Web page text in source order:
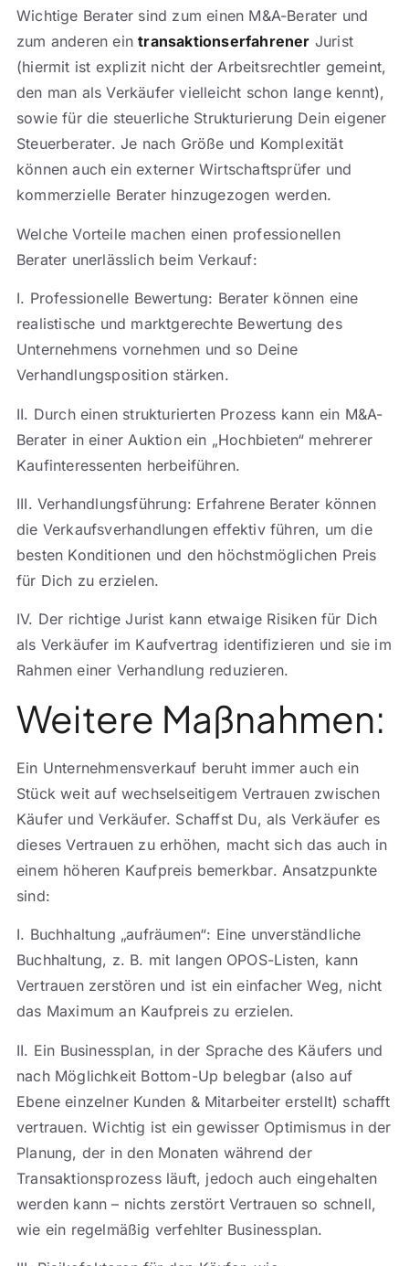
Wichtige Berater sind zum einen M&A-Berater und
zum anderen eintransaktionserfahrener Jurist
(hiermit ist explizit nicht der Arbeitsrechtler gemeint,
den man als Verkäufer vielleicht schon lange kennt),
sowie für die steuerliche Strukturierung Dein eigener
Steuerberater. Je nach Größe und Komplexität
können auch ein externer Wirtschaftsprüfer und
kommerzielle Berater hinzugezogen werden.
Welche Vorteile machen einen professionellen
Berater unerlässlich beim Verkauf:
I. Professionelle Bewertung: Berater können eine
realistische und marktgerechte Bewertung des
Unternehmens vornehmen und so Deine
Verhandlungsposition stärken.
II. Durch einen strukturierten Prozess kann ein M&A-
Berater in einer Auktion ein „Hochbieten“ mehrerer
Kaufinteressenten herbeiführen.
III. Verhandlungsführung: Erfahrene Berater können
die Verkaufsverhandlungen effektiv führen, um die
besten Konditionen und den höchstmöglichen Preis
für Dich zu erzielen.
IV. Der richtige Jurist kann etwaige Risiken für Dich
als Verkäufer im Kaufvertrag identifizieren und sie im
Rahmen einer Verhandlung reduzieren.
Weitere Maßnahmen:
Ein Unternehmensverkauf beruht immer auch ein
Stück weit auf wechselseitigem Vertrauen zwischen
Käufer und Verkäufer. Schaffst Du, als Verkäufer es
dieses Vertrauen zu erhöhen, macht sich das auch in
einem höheren Kaufpreis bemerkbar. Ansatzpunkte
sind:
I. Buchhaltung „aufräumen“: Eine unverständliche
Buchhaltung, z. B. mit langen OPOS-Listen, kann
Vertrauen zerstören und ist ein einfacher Weg, nicht
das Maximum an Kaufpreis zu erzielen.
II. Ein Businessplan, in der Sprache des Käufers und
nach Möglichkeit Bottom-Up belegbar (also auf
Ebene einzelner Kunden & Mitarbeiter erstellt) schafft
vertrauen. Wichtig ist ein gewisser Optimismus in der
Planung, der in den Monaten während der
Transaktionsprozess läuft, jedoch auch eingehalten
werden kann – nichts zerstört Vertrauen so schnell,
wie ein regelmäßig verfehlter Businessplan.